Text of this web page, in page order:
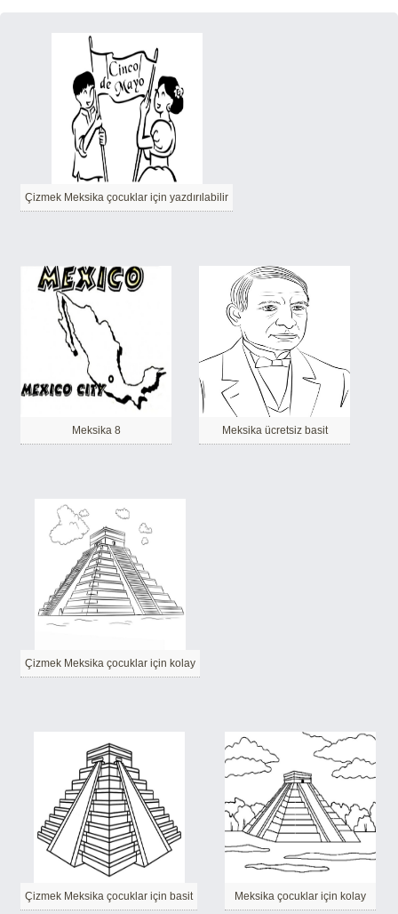
Çizmek Meksika çocuklar için yazdırılabilir
Meksika 8 Meksika ücretsiz basit
Çizmek Meksika çocuklar için kolay
Çizmek Meksika çocuklar için basit Meksika çocuklar için kolay